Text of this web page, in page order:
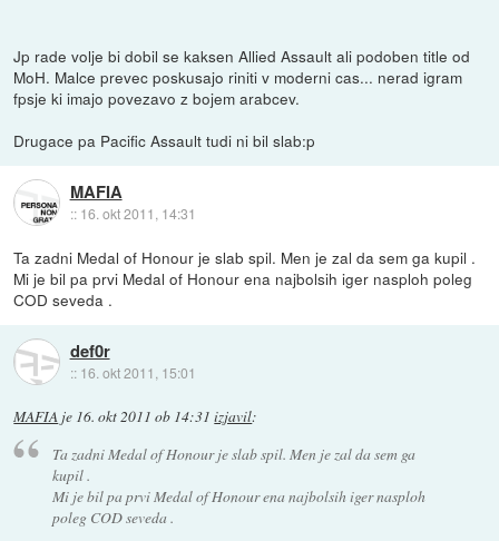
Jp rade volje bi dobil se kaksen Allied Assault ali podoben title od
MoH. Malce prevec poskusajo riniti v moderni cas... nerad igram
fpsje ki imajo povezavo z bojem arabcev.
Drugace pa Pacific Assault tudi ni bil slab:p
MAFIA
:: 16. okt 2011, 14:31
Ta zadni Medal of Honour je slab spil. Men je zal da sem ga kupil .
Mi je bil pa prvi Medal of Honour ena najbolsih iger nasploh poleg
COD seveda .
def0r
:: 16. okt 2011, 15:01
MAFIA je 16. okt 2011 ob 14:31 izjavil:
Ta zadni Medal of Honour je slab spil. Men je zal da sem ga
kupil .
Mi je bil pa prvi Medal of Honour ena najbolsih iger nasploh
poleg COD seveda .